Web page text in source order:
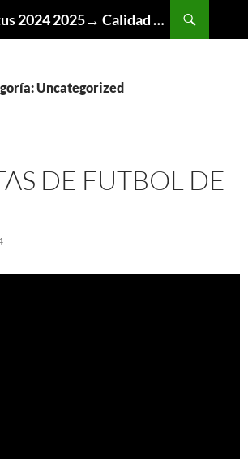
Camiseta Juventus 2024 2025→ Calidad Thai AAA
Uncategorized
DE FUTBOL DE